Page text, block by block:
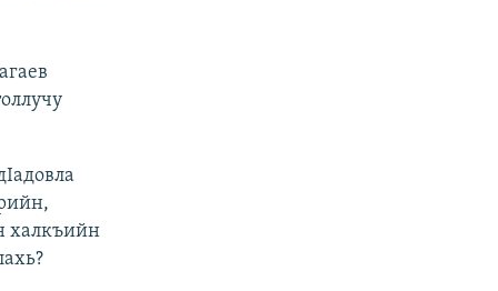
халкъийн